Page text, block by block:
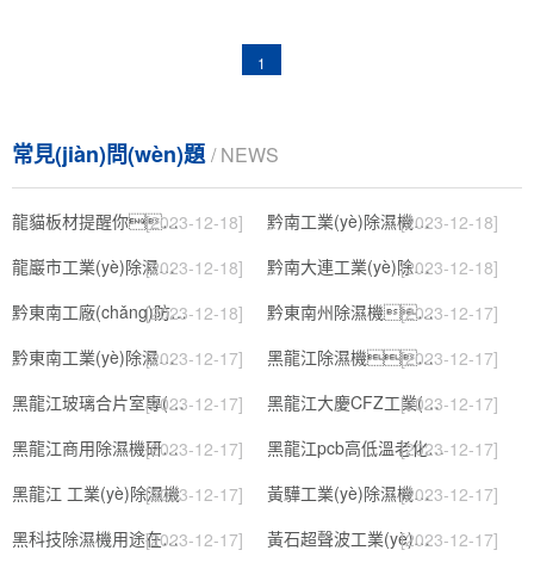
1
常見(jiàn)問(wèn)題/ NEWS
龍貓板材提醒你，雨季裝修應特別注意防潮
[2023-12-18] 黔南工業(yè)除濕機公司
[2023-12-18]
龍巖市工業(yè)除濕機價(jià)格
[2023-12-18] 黔南大連工業(yè)除濕機
[2023-12-18]
黔東南工廠(chǎng)防潮除濕機，工業(yè)除濕機
[2023-12-18] 黔東南州除濕機，濕菱工業(yè)地下室抽濕機 庫房配電房除濕器
[2023-12-17]
黔東南工業(yè)除濕機公司
[2023-12-17] 黑龍江除濕機，工業(yè)除濕機
[2023-12-17]
黑龍江玻璃合片室專(zhuān)用組合型轉輪除濕機
[2023-12-17] 黑龍江大慶CFZ工業(yè)除濕機濕菱除濕機品牌
[2023-12-17]
黑龍江商用除濕機研發(fā)(回饋老顧客,2022已更新)
[2023-12-17] 黑龍江pcb高低溫老化試驗箱
[2023-12-17]
黑龍江 工業(yè)除濕機[2023-12-17] 黃驊工業(yè)除濕機】倉庫抽濕機】車(chē)間除濕器】
[2023-12-17]
黑科技除濕機用途在哪里，如何選購到合適的工業(yè)除濕機
[2023-12-17] 黃石超聲波工業(yè)加濕機，SL系列除濕機
[2023-12-17]